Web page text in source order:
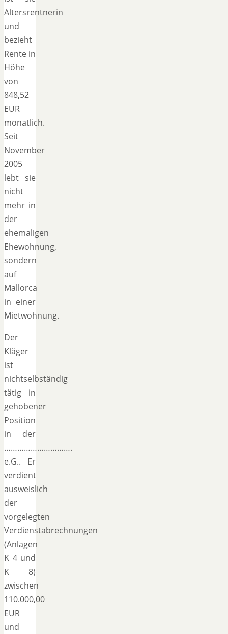
Altersrentnerin
und
bezieht
Rente in
Höhe
von
848,52
EUR
monatlich.
Seit
November
2005
lebt sie
nicht
mehr in
der
ehemaligen
Ehewohnung,
sondern
auf
Mallorca
in einer
Mietwohnung.
Der
Kläger
ist
nichtselbständig
tätig in
gehobener
Position
in der
………………………….
e.G.. Er
verdient
ausweislich
der
vorgelegten
Verdienstabrechnungen
(Anlagen
K 4 und
K 8)
zwischen
110.000,00
EUR
und